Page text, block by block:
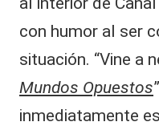
con humor al ser
situación. “Vine a
Mundos Opuestos
inmediatamente